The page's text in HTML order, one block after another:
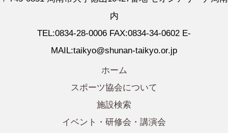
内
TEL:0834-28-0006 FAX:0834-34-0602 E-
MAIL:taikyo@shunan-taikyo.or.jp
ホーム
スポーツ協会について
施設検索
イベント・研修会・講演会